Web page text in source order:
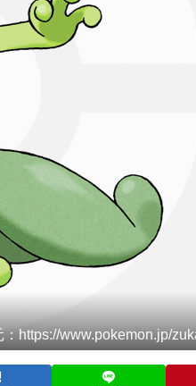
：https://www.pokemon.jp/